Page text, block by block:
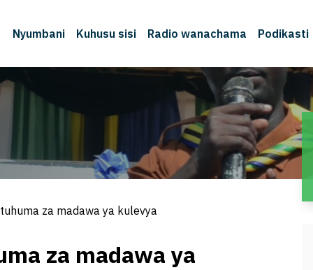
Nyumbani Kuhusu sisi Radio wanachama Podikasti
za madawa ya kulevya
za madawa ya